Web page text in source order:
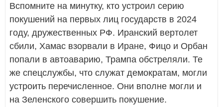
Вспомните на минутку, кто устроил серию
покушений на первых лиц государств в 2024
году, дружественных РФ. Иранский вертолет
сбили, Хамас взорвали в Иране, Фицо и Орбан
попали в автоаварию, Трампа обстреляли. Те
же спецслужбы, что служат демократам, могли
устроить перечисленное. Они вполне могли и
на Зеленского совершить покушение.